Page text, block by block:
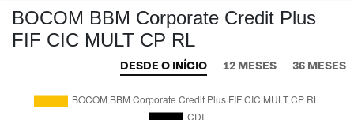
BOCOM BBM Corporate Credit Plus
FIF CIC MULT CP RL
DESDE O INÍCIO 12 MESES 36 MESES